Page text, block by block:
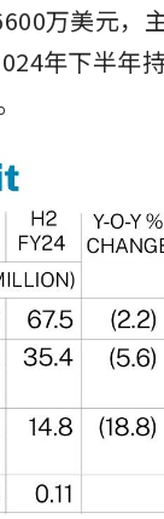
万美元，
年下半年